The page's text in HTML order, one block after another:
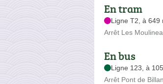
En tram
Ligne T2, à 649
Arrêt Les
En bus
Ligne 123, à
Arrêt Pont de